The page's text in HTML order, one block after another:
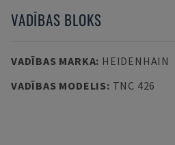
VADĪBAS BLOKS
VADĪBAS MARKA: HEIDENHAIN
VADĪBAS MODELIS: TNC 426